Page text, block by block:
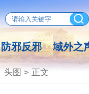
防邪反邪 域外之
头图 > 正文